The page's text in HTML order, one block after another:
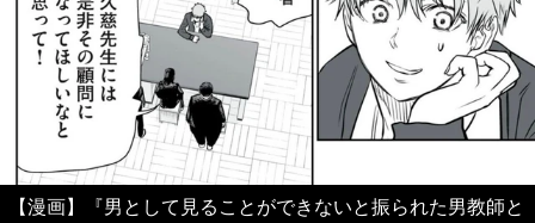
【漫画】『男として見ることができないと振られた男教師と